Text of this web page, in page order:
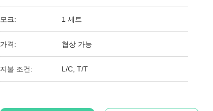
모크: 1 세트
가격: 협상 가능
지불 조건: L/C, T/T